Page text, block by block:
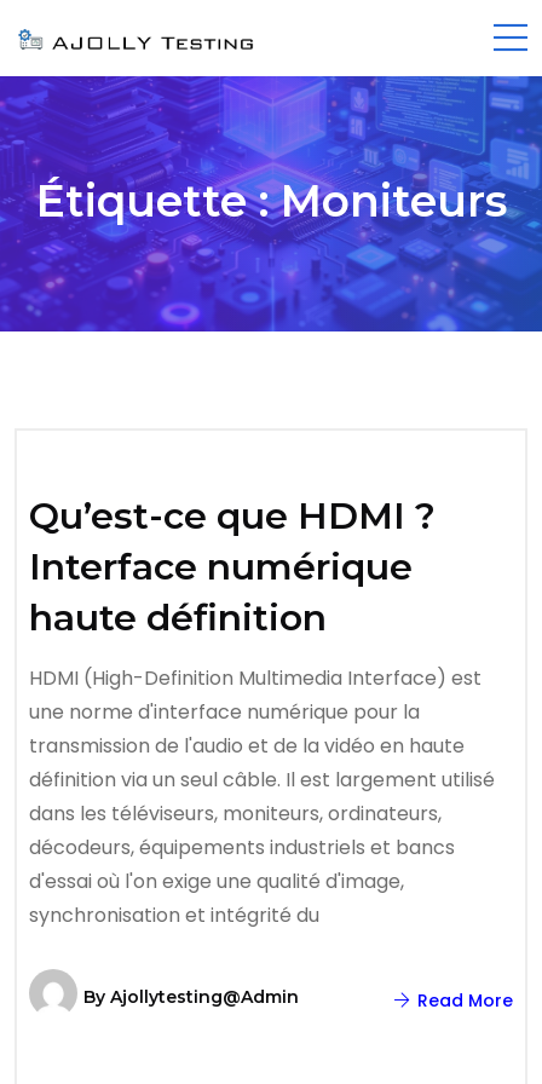
Étiquette :Moniteurs
Qu’est-ce que HDMI ?
Interface numérique
haute définition
HDMI (High-Definition Multimedia Interface) est
une norme d'interface numérique pour la
transmission de l'audio et de la vidéo en haute
définition via un seul câble. Il est largement utilisé
dans les téléviseurs, moniteurs, ordinateurs,
décodeurs, équipements industriels et bancs
d'essai où l'on exige une qualité d'image,
synchronisation et intégrité du
By Ajollytesting@admin Read More